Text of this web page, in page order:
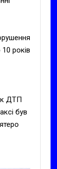
років
ДТП
був